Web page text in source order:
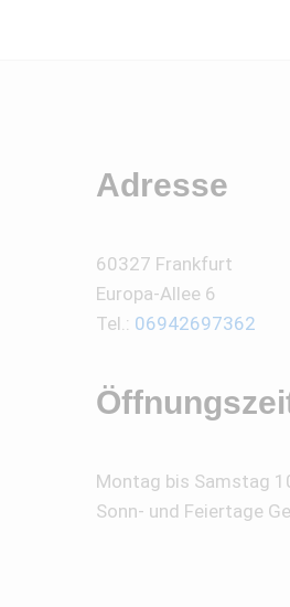
Adresse
60327 Frankfurt
Europa-Allee 6
Tel.: 06942697362
Montag bis Samstag
Sonn- und Feiertage